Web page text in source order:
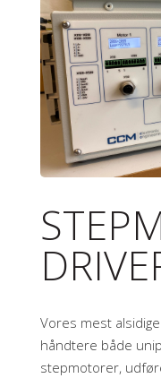
Vores mest
håndtere både
stepmotorer,